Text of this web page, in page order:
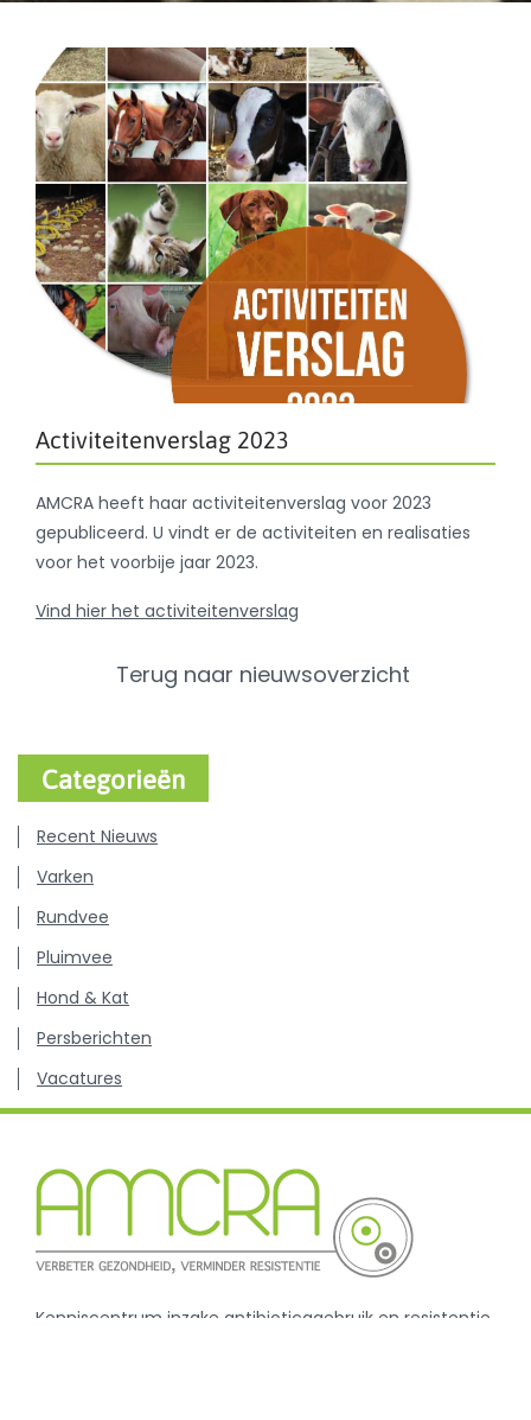
Activiteitenverslag 2023
AMCRA heeft haar activiteitenverslag voor 2023
gepubliceerd. U vindt er de activiteiten en realisaties
voor het voorbije jaar 2023.
Vind hier het activiteitenverslag
Terug naar nieuwsoverzicht
Categorieën
Recent Nieuws
Varken
Rundvee
Pluimvee
Hond & Kat
Persberichten
Vacatures
Kenniscentrum inzake antibioticagebruik en resistentie